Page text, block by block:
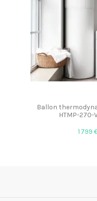
Ballon
HTMP-270-
1 799